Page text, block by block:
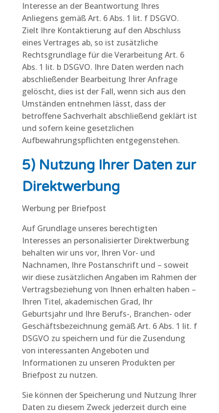
Interesse an der Beantwortung Ihres
Anliegens gemäß Art. 6 Abs. 1 lit. f DSGVO.
Zielt Ihre Kontaktierung auf den Abschluss
eines Vertrages ab, so ist zusätzliche
Rechtsgrundlage für die Verarbeitung Art. 6
Abs. 1 lit. b DSGVO. Ihre Daten werden nach
abschließender Bearbeitung Ihrer Anfrage
gelöscht, dies ist der Fall, wenn sich aus den
Umständen entnehmen lässt, dass der
betroffene Sachverhalt abschließend geklärt ist
und sofern keine gesetzlichen
Aufbewahrungspflichten entgegenstehen.
5) Nutzung Ihrer Daten zur
Direktwerbung
Werbung per Briefpost
Auf Grundlage unseres berechtigten
Interesses an personalisierter Direktwerbung
behalten wir uns vor, Ihren Vor- und
Nachnamen, Ihre Postanschrift und – soweit
wir diese zusätzlichen Angaben im Rahmen der
Vertragsbeziehung von Ihnen erhalten haben –
Ihren Titel, akademischen Grad, Ihr
Geburtsjahr und Ihre Berufs-, Branchen- oder
Geschäftsbezeichnung gemäß Art. 6 Abs. 1 lit. f
DSGVO zu speichern und für die Zusendung
von interessanten Angeboten und
Informationen zu unseren Produkten per
Briefpost zu nutzen.
Sie können der Speicherung und Nutzung Ihrer
Daten zu diesem Zweck jederzeit durch eine